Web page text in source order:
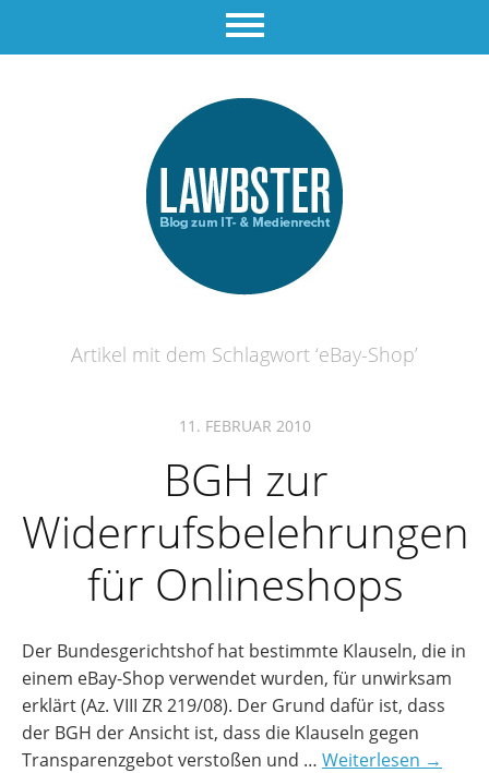
Artikel mit dem Schlagwort ‘eBay-Shop’
11. FEBRUAR 2010
BGH zur
Widerrufsbelehrungen
für Onlineshops
Der Bundesgerichtshof hat bestimmte Klauseln, die in
einem eBay-Shop verwendet wurden, für unwirksam
erklärt (Az. VIII ZR 219/08). Der Grund dafür ist, dass
der BGH der Ansicht ist, dass die Klauseln gegen
Transparenzgebot verstoßen und … Weiterlesen →